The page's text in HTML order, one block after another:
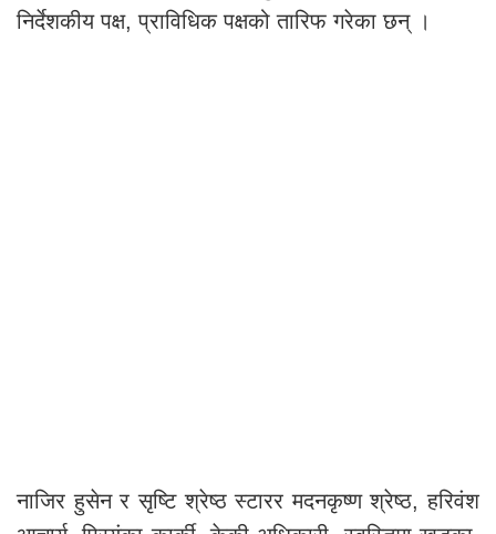
निर्देशकीय पक्ष, प्राविधिक पक्षको तारिफ गरेका छन् ।
नाजिर हुसेन र सृष्टि श्रेष्ठ स्टारर मदनकृष्ण श्रेष्ठ, हरिवंश